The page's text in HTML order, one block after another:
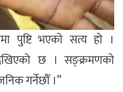
पुष्टि भएको सत्य हो ।
छ । सङ्क्रमणको
गर्नेछौँ ।”